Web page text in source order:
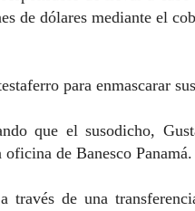
de dólares mediante el
para enmascarar
que el susodicho,
de Banesco Panamá.
de una